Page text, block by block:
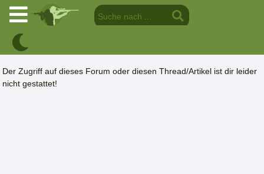
Der Zugriff auf dieses Forum oder diesen Thread/Artikel ist dir leider
nicht gestattet!